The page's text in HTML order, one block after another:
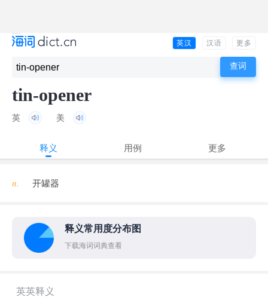
英汉 汉语 更多
tin-opener
英 美
释义 用例 更多
n. 开罐器
释义常用度分布图
下载海词词典查看
英英释义